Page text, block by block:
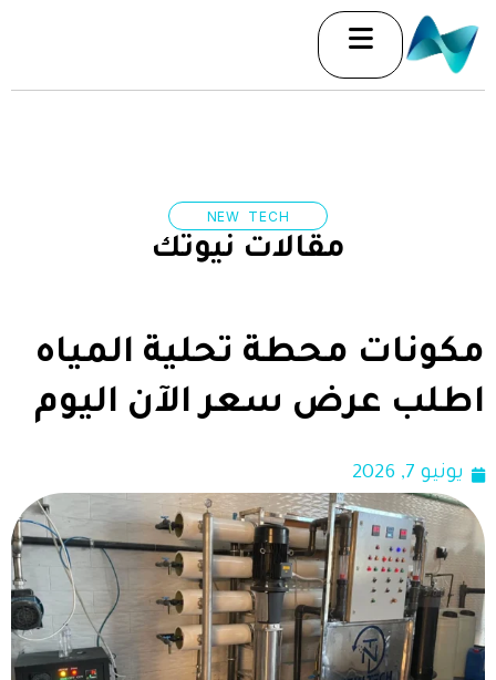
إلى
المحتوى
NEW TECH
مقالات نيوتك
مكونات محطة تحلية المياه
اطلب عرض سعر الآن اليوم
يونيو 7, 2026